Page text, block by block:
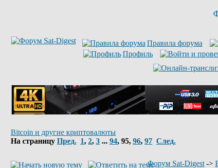
Правила форума
Профиль
Bitcoin и другие криптовалюты
На страницу Пред. 1, 2, 3 ... 94, 95, 96, 97 След.
Форум Sat-Digest ->